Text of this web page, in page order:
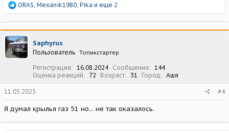
Р
а
к
ц
и
и
ORAS, Mexanik1980, Pika и еще 2
Saphyrus
Пользователь Топикстартер
Регистрация 16.08.2024 Сообщения
144
Оценка реакций
72 Возраст 31 Город Ашя
11.05.2025 #4
Я думал крылья газ 51 но... не так оказалось.